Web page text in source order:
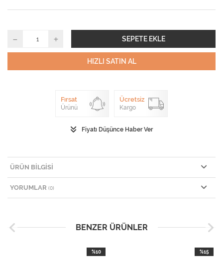
SEPETE EKLE
HIZLI SATIN AL
Fırsat
Ürünü
Ücretsiz
Kargo
Fiyatı Düşünce Haber Ver
ÜRÜN BILGISI
YORUMLAR (0)
BENZER ÜRÜNLER
%10 %15